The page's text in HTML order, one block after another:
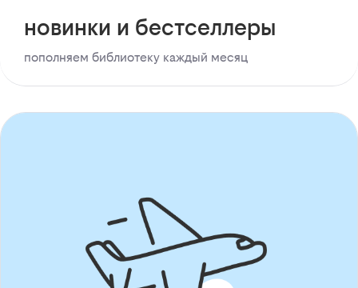
новинки и бестселлеры
пополняем библиотеку каждый месяц